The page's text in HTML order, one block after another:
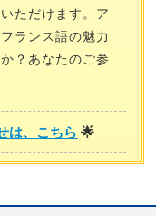
ただけます。ア
ランス語の魅力
？あなたのご参
は、こちら 🌟